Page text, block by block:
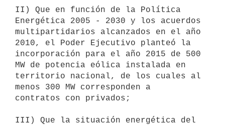
II) Que en función de la Política
Energética 2005 - 2030 y los acuerdos
multipartidarios alcanzados en el año
2010, el Poder Ejecutivo planteó la
incorporación para el año 2015 de 500
MW de potencia eólica instalada en
territorio nacional, de los cuales al
menos 300 MW corresponden a
contratos con privados;
III) Que la situación energética del